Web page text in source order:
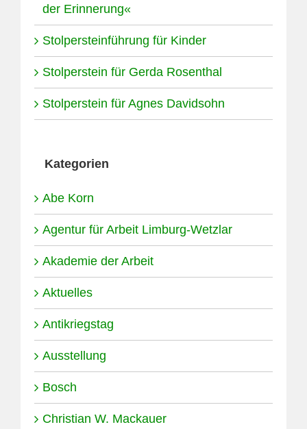
der Erinnerung«
Stolpersteinführung für Kinder
Stolperstein für Gerda Rosenthal
Stolperstein für Agnes Davidsohn
Kategorien
Abe Korn
Agentur für Arbeit Limburg-Wetzlar
Akademie der Arbeit
Aktuelles
Antikriegstag
Ausstellung
Bosch
Christian W. Mackauer